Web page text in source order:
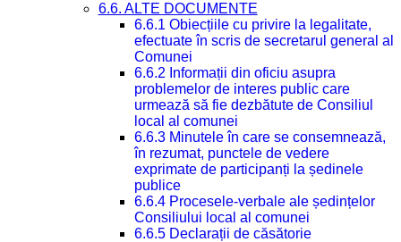
6.6. ALTE DOCUMENTE
6.6.1 Obiecțiile cu privire la legalitate,
efectuate în scris de secretarul general al
Comunei
6.6.2 Informații din oficiu asupra
problemelor de interes public care
urmează să fie dezbătute de Consiliul
local al comunei
6.6.3 Minutele în care se consemnează,
în rezumat, punctele de vedere
exprimate de participanți la ședinele
publice
6.6.4 Procesele-verbale ale ședințelor
Consiliului local al comunei
6.6.5 Declarații de căsătorie